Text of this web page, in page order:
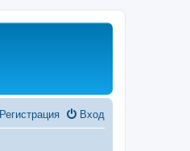
Вход
Регистрация